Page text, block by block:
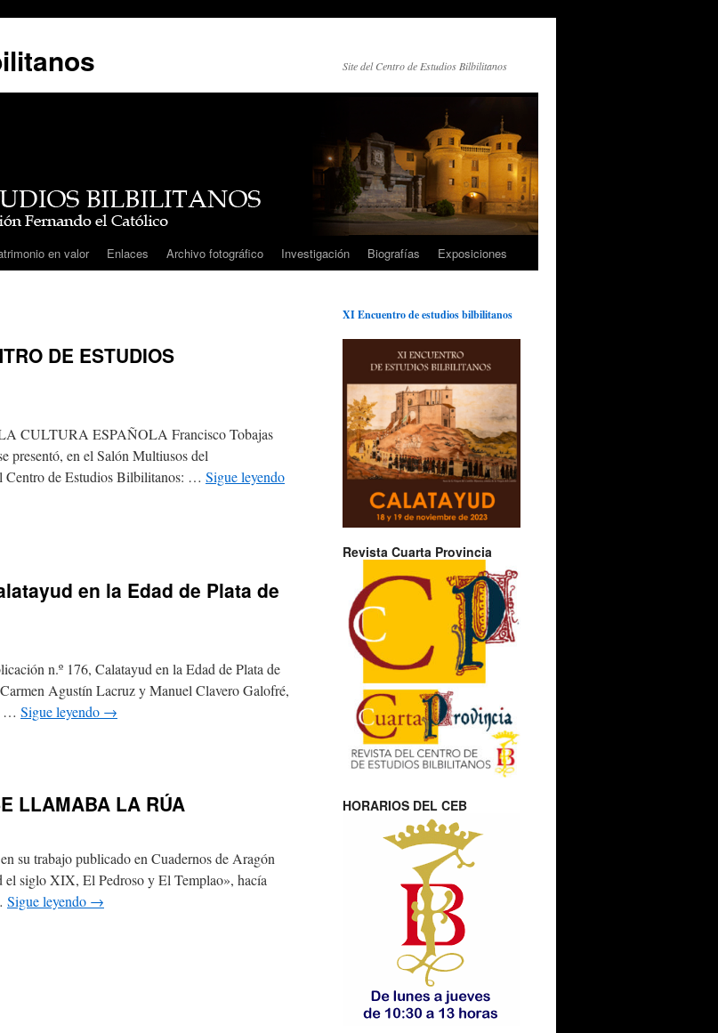
Site del Centro de Estudios Bilbilitanos
en valor Enlaces Archivo fotográfico Investigación Biografías Exposiciones
DE ESTUDIOS
CULTURA ESPAÑOLA Francisco Tobajas
en el Salón Multiusos del
Centro de Estudios Bilbilitanos: … Sigue leyendo
en la Edad de Plata de
n.º 176, Calatayud en la Edad de Plata de
Agustín Lacruz y Manuel Clavero Galofré,
… Sigue leyendo →
LLAMABA LA RÚA
su trabajo publicado en Cuadernos de Aragón
el siglo XIX, El Pedroso y El Templao», hacía
Sigue leyendo →
XI Encuentro de estudios bilbilitanos
Revista Cuarta Provincia
HORARIOS DEL CEB